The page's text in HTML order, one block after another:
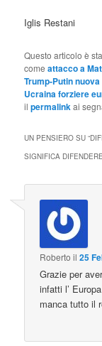
Iglis Restani
Questo articolo è
comeattacco a
Trump-Putin nuova
Ucraina forziere
ilpermalinkai
UN PENSIERO SU “
SIGNIFICA
Roberto il25
Grazie per
infatti l’
manca tutto il